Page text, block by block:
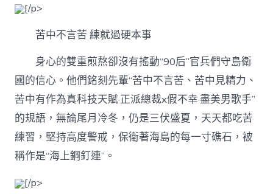
[/p>
苦中不言苦 練就過硬本事
身心的雙重煎熬卻沒有搖動“90后”官兵們守島衛
國的信心。他們銘刻先輩“苦中不言苦、苦中見精力、
苦中有作為真科技天賦·正派總裁x假不幸·盡美男歌手”
的規語，無論尾月冷冬，仍是三伏盛夏，天天都吃苦
練習，堅持高度警戒，保衛著海島的每一寸礁石，被
稱作是“海上鋼釘連”。
[/p>